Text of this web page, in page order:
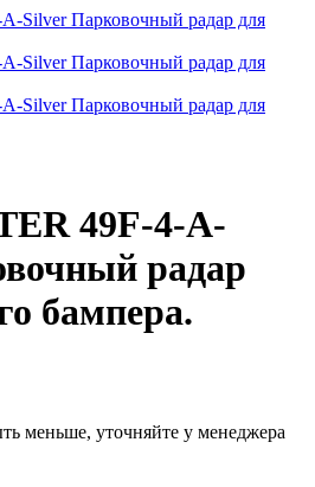
49F-4-А-
радар
бампера.
меньше, уточняйте у менеджера